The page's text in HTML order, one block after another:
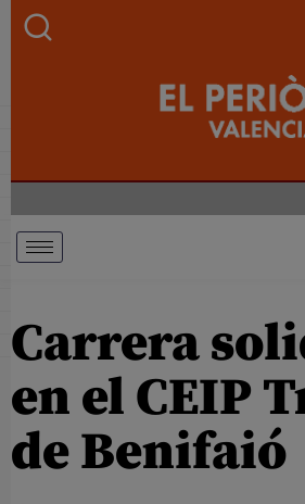
Carrera
en el CEIP
de Benifaió